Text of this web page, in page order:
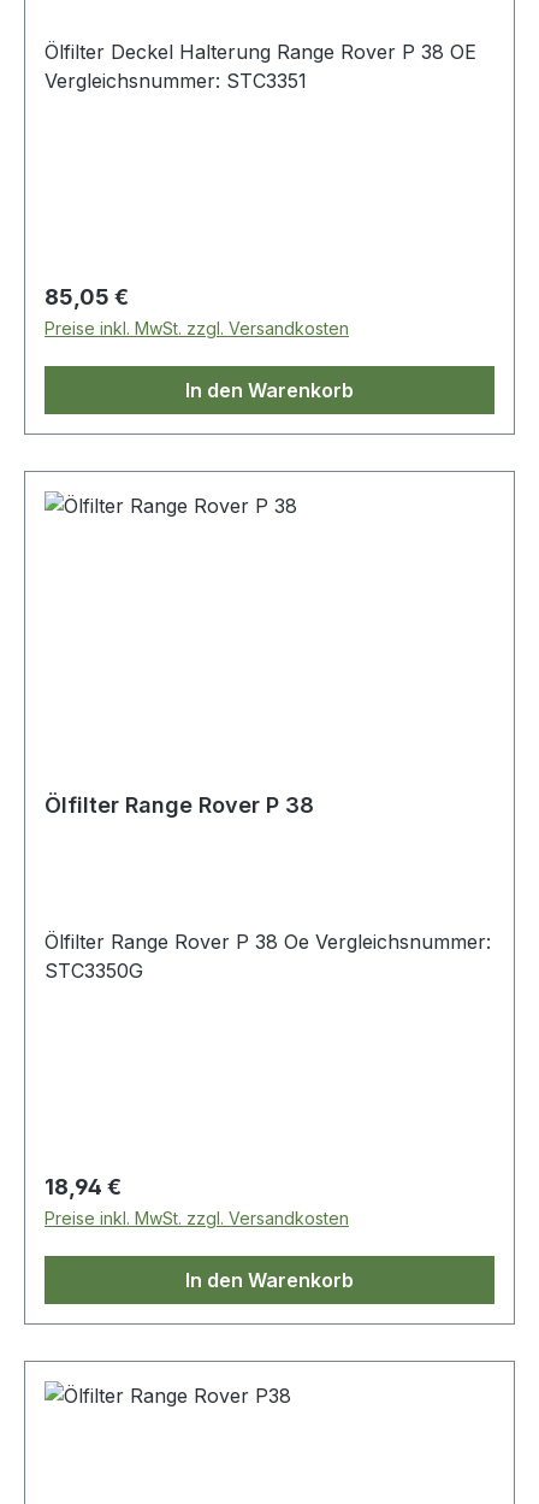
Ölfilter Deckel Halterung Range Rover P 38 OE
Vergleichsnummer: STC3351
Regulärer Preis:
85,05 €
Preise inkl. MwSt. zzgl. Versandkosten
In den Warenkorb
Ölfilter Range Rover P 38
Ölfilter Range Rover P 38 Oe Vergleichsnummer:
STC3350G
Regulärer Preis:
18,94 €
Preise inkl. MwSt. zzgl. Versandkosten
In den Warenkorb